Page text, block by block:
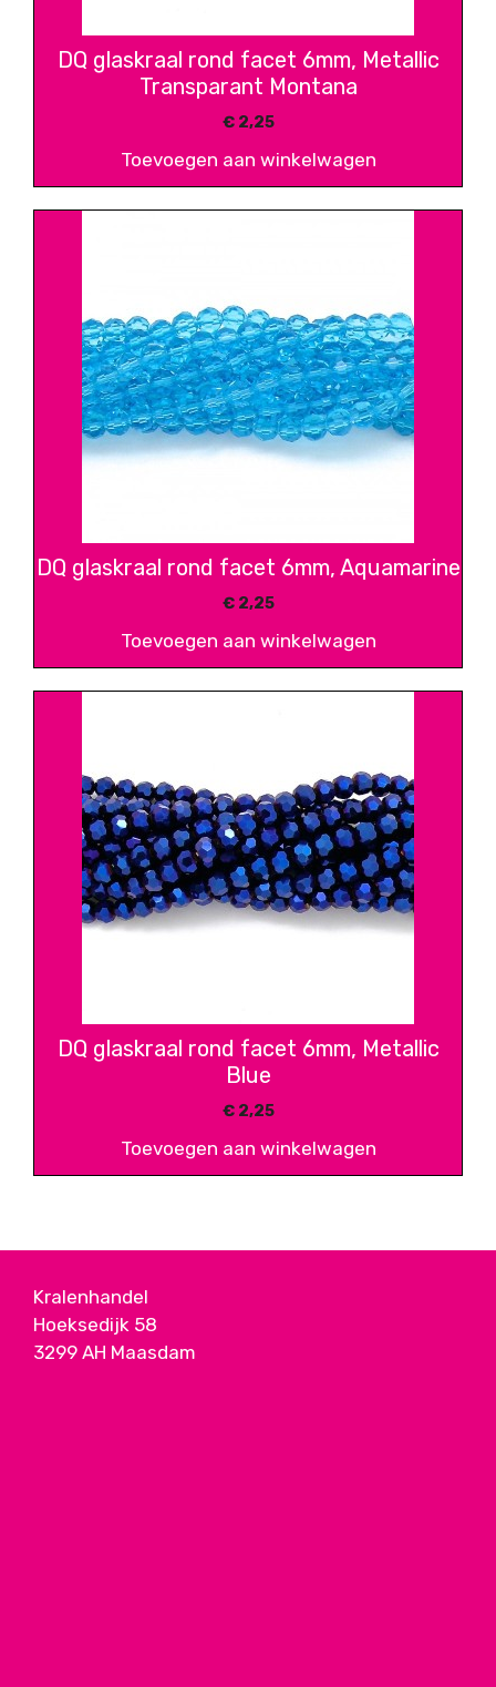
DQ glaskraal rond facet 6mm, Metallic
Transparant Montana
€2,25
Toevoegen aan winkelwagen
DQ glaskraal rond facet 6mm, Aquamarine
€2,25
Toevoegen aan winkelwagen
DQ glaskraal rond facet 6mm, Metallic
Blue
€2,25
Toevoegen aan winkelwagen
Kralenhandel
Hoeksedijk 58
3299 AH Maasdam